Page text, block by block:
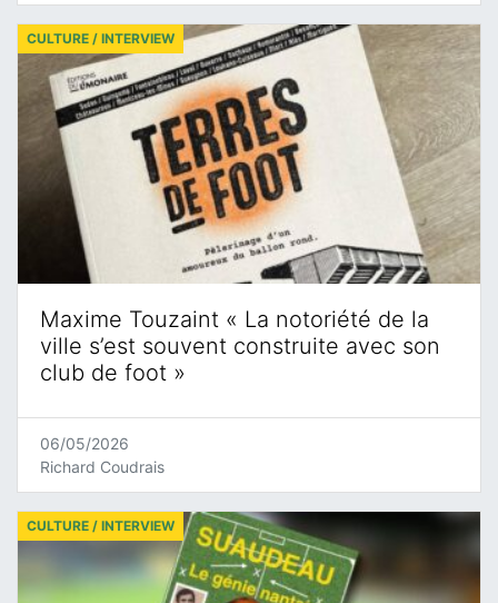
Maxime Touzaint « La notoriété de la
ville s’est souvent construite avec son
club de foot »
CULTURE / INTERVIEW
06/05/2026
Richard Coudrais
CULTURE / INTERVIEW